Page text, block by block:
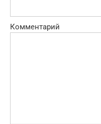
Комментарий